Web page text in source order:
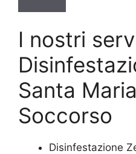
I nostri
Santa
Soccorso
Disinfestazione